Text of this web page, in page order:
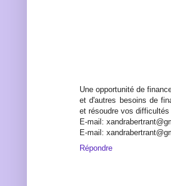
Une opportunité de
et d'autres besoins de
et résoudre vos
E-mail:
E-mail:
Répondre